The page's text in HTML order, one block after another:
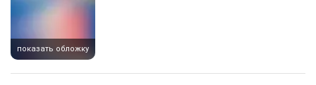
показать обложку